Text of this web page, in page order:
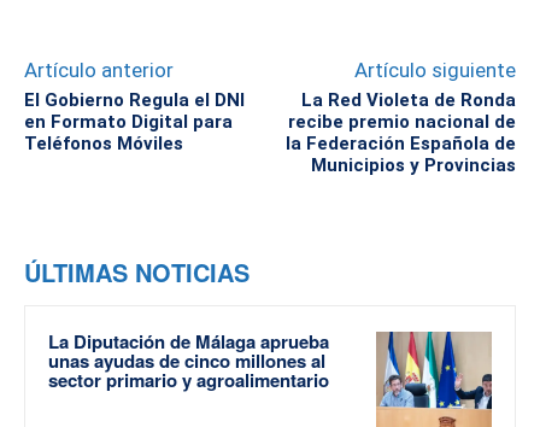
Artículo anterior
El Gobierno Regula el DNI
en Formato Digital para
Teléfonos Móviles
Artículo siguiente
La Red Violeta de Ronda
recibe premio nacional de
la Federación Española de
Municipios y Provincias
ÚLTIMAS NOTICIAS
La Diputación de Málaga aprueba
unas ayudas de cinco millones al
sector primario y agroalimentario